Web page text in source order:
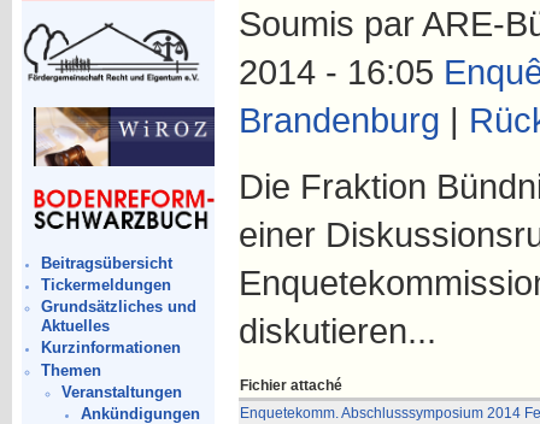
Beitragsübersicht
Tickermeldungen
Grundsätzliches und
Aktuelles
Kurzinformationen
Themen
Veranstaltungen
Ankündigungen
Soumis par ARE-
2014 - 16:05
Brandenburg |
Die Fraktion
einer
diskutieren...
Fichier attaché
Enquetekomm. Abschlusssymposium 2014